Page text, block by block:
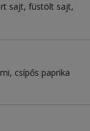
sajt füstölt sajt
csípős paprika